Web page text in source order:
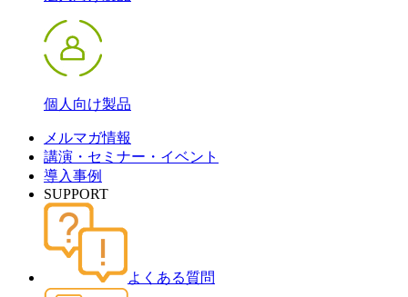
個人向け製品
メルマガ情報
講演・セミナー・イベント
導入事例
SUPPORT
よくある質問